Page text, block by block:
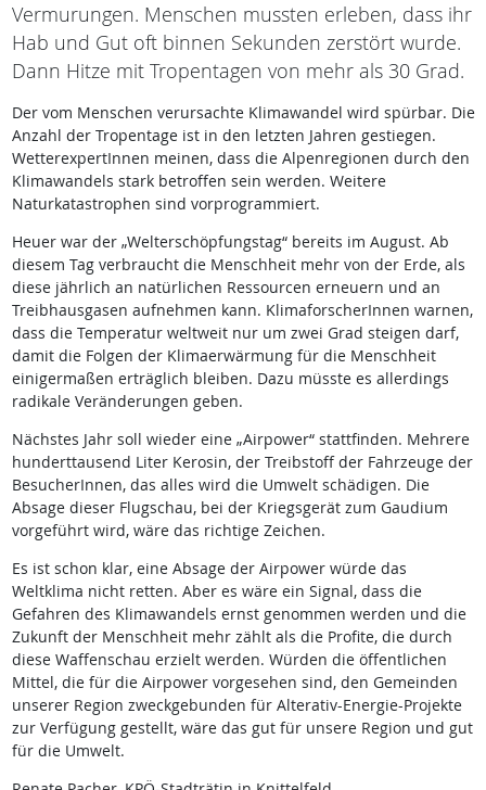
Vermurungen. Menschen mussten erleben, dass ihr
Hab und Gut oft binnen Sekunden zerstört wurde.
Dann Hitze mit Tropentagen von mehr als 30 Grad.
Der vom Menschen verursachte Klimawandel wird spürbar. Die
Anzahl der Tropentage ist in den letzten Jahren gestiegen.
WetterexpertInnen meinen, dass die Alpenregionen durch den
Klimawandels stark betroffen sein werden. Weitere
Naturkatastrophen sind vorprogrammiert.
Heuer war der „Welterschöpfungstag“ bereits im August. Ab
diesem Tag verbraucht die Menschheit mehr von der Erde, als
diese jährlich an natürlichen Ressourcen erneuern und an
Treibhausgasen aufnehmen kann. KlimaforscherInnen warnen,
dass die Temperatur weltweit nur um zwei Grad steigen darf,
damit die Folgen der Klimaerwärmung für die Menschheit
einigermaßen erträglich bleiben. Dazu müsste es allerdings
radikale Veränderungen geben.
Nächstes Jahr soll wieder eine „Airpower“ stattfinden. Mehrere
hunderttausend Liter Kerosin, der Treibstoff der Fahrzeuge der
BesucherInnen, das alles wird die Umwelt schädigen. Die
Absage dieser Flugschau, bei der Kriegsgerät zum Gaudium
vorgeführt wird, wäre das richtige Zeichen.
Es ist schon klar, eine Absage der Airpower würde das
Weltklima nicht retten. Aber es wäre ein Signal, dass die
Gefahren des Klimawandels ernst genommen werden und die
Zukunft der Menschheit mehr zählt als die Profite, die durch
diese Waffenschau erzielt werden. Würden die öffentlichen
Mittel, die für die Airpower vorgesehen sind, den Gemeinden
unserer Region zweckgebunden für Alterativ-Energie-Projekte
zur Verfügung gestellt, wäre das gut für unsere Region und gut
für die Umwelt.